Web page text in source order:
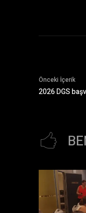
Önceki İçerik
2026 DGS